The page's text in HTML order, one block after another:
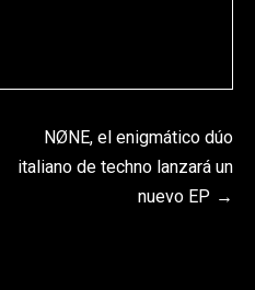
NØNE, el enigmático dúo
italiano de techno lanzará un
nuevo EP